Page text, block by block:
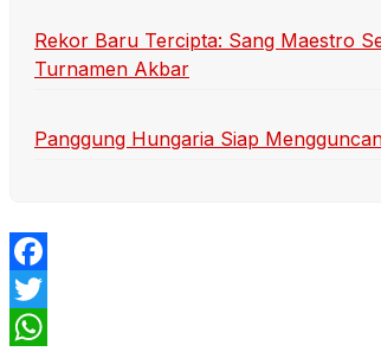
Rekor Baru Tercipta: Sang Maestro
Turnamen Akbar
Panggung Hungaria Siap
Facebook
Twitter